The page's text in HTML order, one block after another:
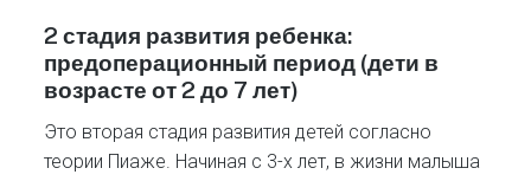
2 стадия развития ребенка:
предоперационный период (дети в
возрасте от 2 до 7 лет)
Это вторая стадия развития детей согласно
теории Пиаже. Начиная с 3-х лет, в жизни малыша